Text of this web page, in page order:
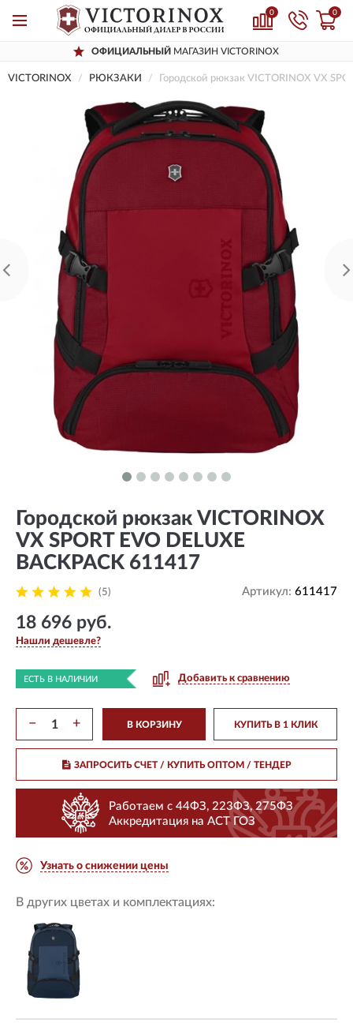
0 0
ОФИЦИАЛЬНЫЙМАГАЗИН VICTORINOX
VICTORINOX РЮКЗАКИ Городской рюкзак VICTORINOX VX
Городской рюкзак VICTORINOX
VX SPORT EVO DELUXE
BACKPACK 611417
(5) Артикул: 611417
18 696 руб.
Нашли дешевле?
ЕСТЬ В НАЛИЧИИ Добавить к сравнению
− + В КОРЗИНУ КУПИТЬ В 1 КЛИК
ЗАПРОСИТЬ СЧЕТ / КУПИТЬ ОПТОМ/ ТЕНДЕР
Работаем с 44ФЗ, 223ФЗ, 275ФЗ
Аккредитация на АСТ ГОЗ
Узнать о снижении цены
В других цветах и комплектациях: